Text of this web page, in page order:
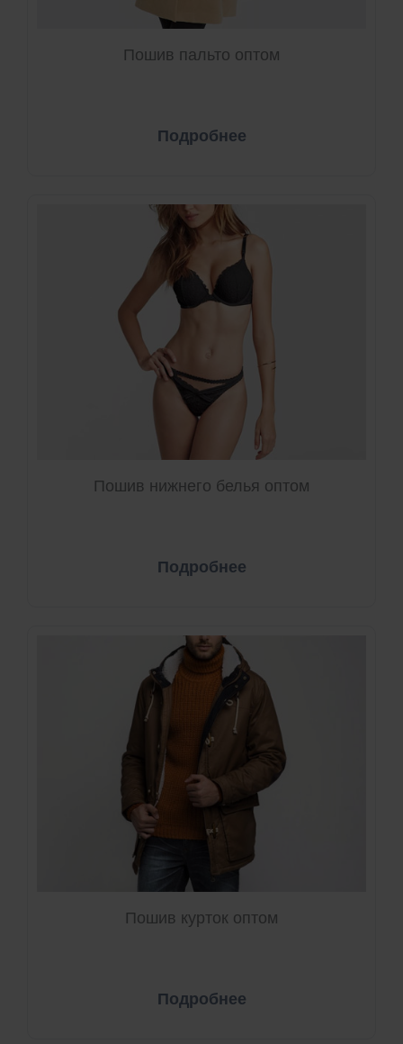
Пошив пальто оптом
Подробнее
Пошив нижнего белья оптом
Подробнее
Пошив курток оптом
Подробнее